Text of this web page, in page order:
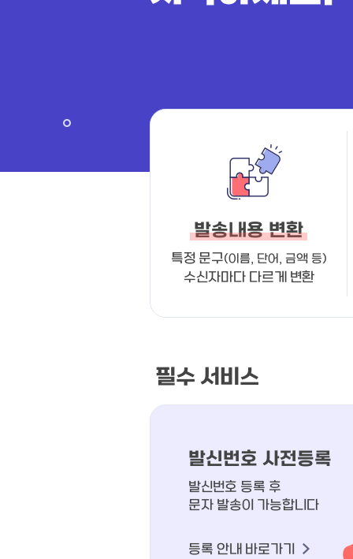
발송내용 변환
특정 문구(이름, 단어, 금액 등)
수신자마다 다르게 변환
필수 서비스
발신번호 사전등록
발신번호 등록 후
문자 발송이 가능합니다
등록 안내 바로가기